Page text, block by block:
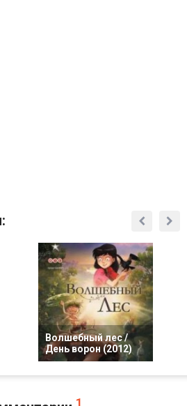
Волшебный лес /
День ворон (2012)
1